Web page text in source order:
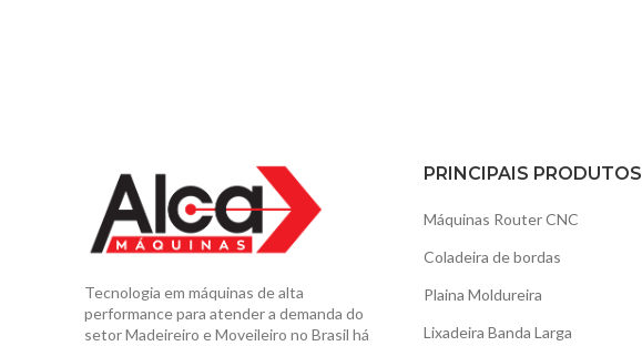
Tecnologia em máquinas de alta
performance para atender a demanda do
setor Madeireiro e Moveileiro no Brasil há
PRINCIPAIS PRODUTOS
Máquinas Router CNC
Coladeira de bordas
Plaina Moldureira
Lixadeira Banda Larga